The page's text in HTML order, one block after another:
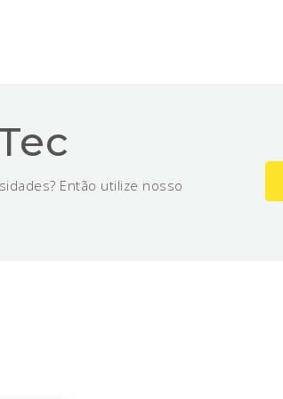
Então utilize nosso